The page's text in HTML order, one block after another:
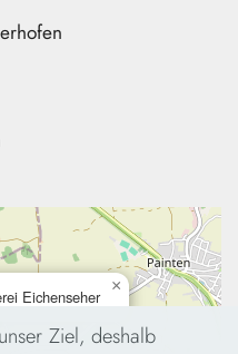
Eichenseher
×
Ziel, deshalb